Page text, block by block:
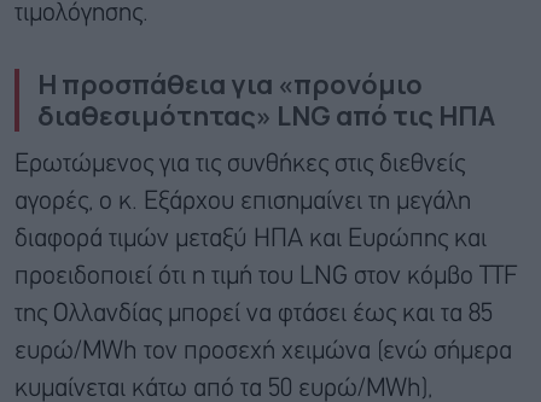
τιμολόγησης.
Η προσπάθεια για «προνόμιο
διαθεσιμότητας» LNG από τις ΗΠΑ
Ερωτώμενος για τις συνθήκες στις διεθνείς
αγορές, ο κ. Εξάρχου επισημαίνει τη μεγάλη
διαφορά τιμών μεταξύ ΗΠΑ και Ευρώπης και
προειδοποιεί ότι η τιμή του LNG στον κόμβο TTF
της Ολλανδίας μπορεί να φτάσει έως και τα 85
ευρώ/MWh τον προσεχή χειμώνα (ενώ σήμερα
κυμαίνεται κάτω από τα 50 ευρώ/MWh),